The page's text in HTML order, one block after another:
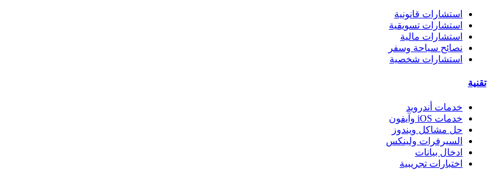
استشارات قانونية
استشارات تسويقية
استشارات مالية
نصائح سياحة وسفر
استشارات شخصية
تقنية
خدمات أندرويد
خدمات iOS وآيفون
حل مشاكل ويندوز
السيرفرات ولينكس
ادخال بيانات
اختبارات تجريبية